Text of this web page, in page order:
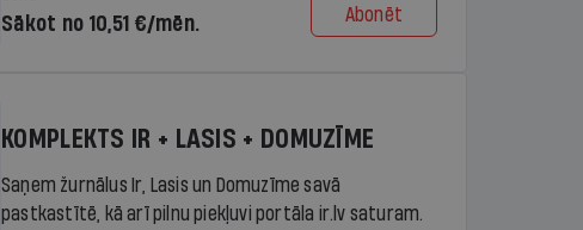
Sākot no 10,51 €/mēn. Abonēt
KOMPLEKTS IR + LASIS + DOMUZĪME
Saņem žurnālus Ir, Lasis un Domuzīme savā
pastkastītē, kā arī pilnu piekļuvi portāla ir.lv saturam.